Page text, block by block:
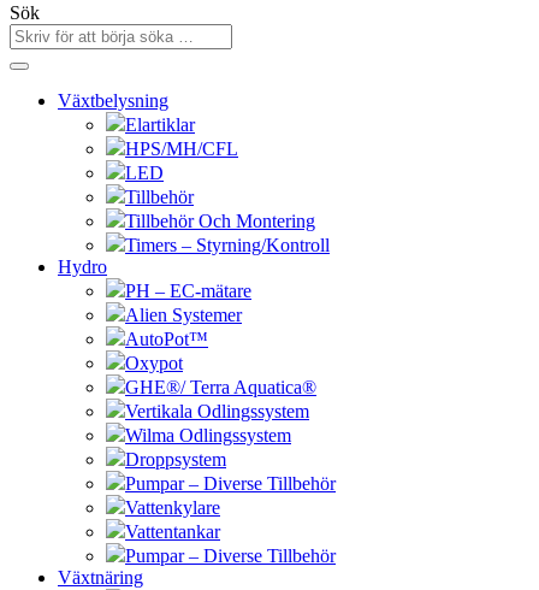
Sök
Växtbelysning
Elartiklar
HPS/MH/CFL
LED
Tillbehör
Tillbehör Och Montering
Timers – Styrning/Kontroll
Hydro
PH – EC-mätare
Alien Systemer
AutoPot™
Oxypot
GHE®/ Terra Aquatica®
Vertikala Odlingssystem
Wilma Odlingssystem
Droppsystem
Pumpar – Diverse Tillbehör
Vattenkylare
Vattentankar
Pumpar – Diverse Tillbehör
Växtnäring